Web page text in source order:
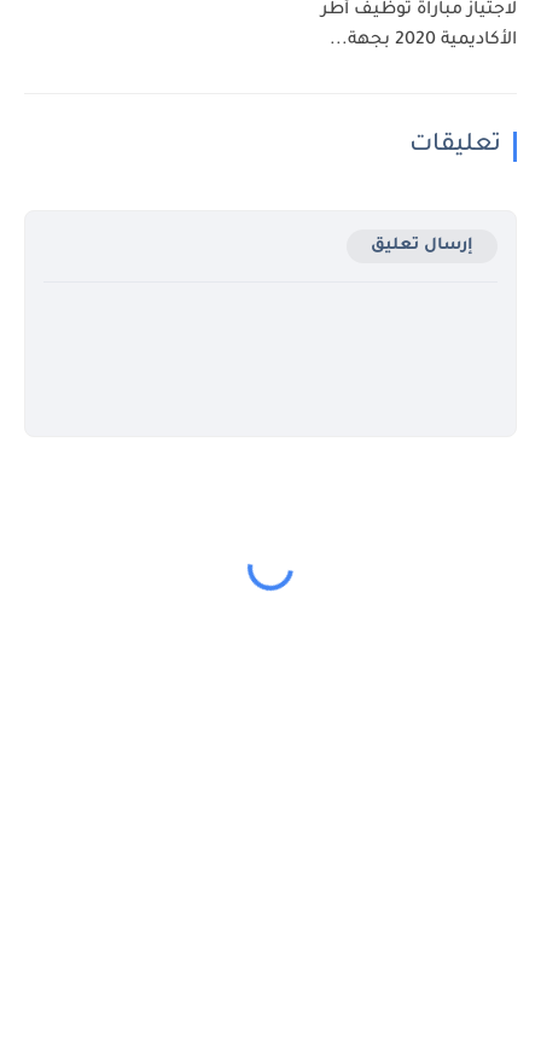
لاجتياز مباراة توظيف أطر
الأكاديمية 2020 بجهة...
تعليقات
إرسال تعليق